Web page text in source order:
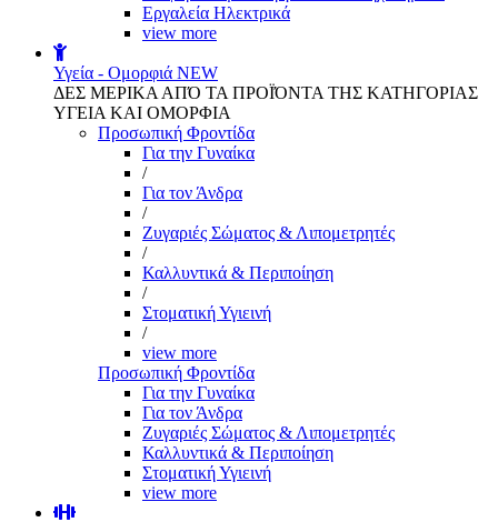
Εργαλεία Ηλεκτρικά
view more
Υγεία - Ομορφιά NEW
ΔΕΣ ΜΕΡΙΚΑ ΑΠΌ ΤΑ ΠΡΟΪΌΝΤΑ ΤΗΣ ΚΑΤΗΓΟΡΙΑΣ
ΥΓΕΙΑ ΚΑΙ ΟΜΟΡΦΙΑ
Προσωπική Φροντίδα
Για την Γυναίκα
/
Για τον Άνδρα
/
Ζυγαριές Σώματος & Λιπομετρητές
/
Καλλυντικά & Περιποίηση
/
Στοματική Υγιεινή
/
view more
Προσωπική Φροντίδα
Για την Γυναίκα
Για τον Άνδρα
Ζυγαριές Σώματος & Λιπομετρητές
Καλλυντικά & Περιποίηση
Στοματική Υγιεινή
view more